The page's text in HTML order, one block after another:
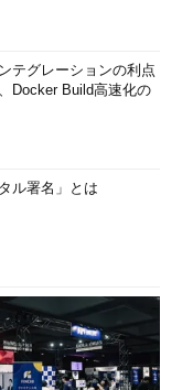
テグレーションの利点
Docker Build高速化の
ル署名」とは